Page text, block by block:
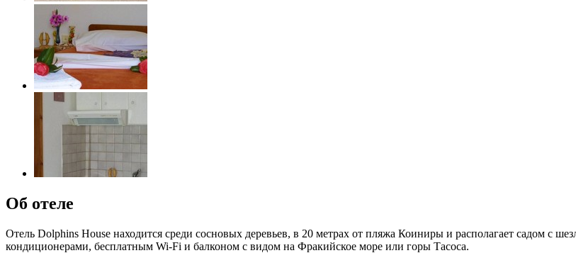
Об отеле
Отель Dolphins House находится среди сосновых деревьев, в 20 метрах от пляжа Коиниры и располагает садом с
кондиционерами, бесплатным Wi-Fi и балконом с видом на Фракийское море или горы Тасоса.